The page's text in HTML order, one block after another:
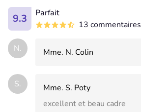
9.3
Parfait
13 commentaires
N. Mme. N. Colin
S.
Mme. S. Poty
excellent et beau cadre